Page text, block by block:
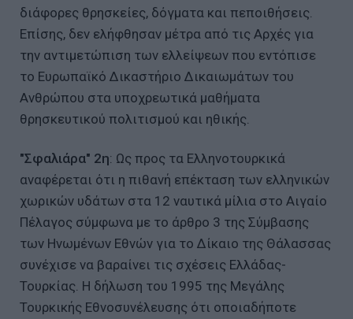
διάφορες θρησκείες, δόγματα και πεποιθήσεις.
Επίσης, δεν ελήφθησαν μέτρα από τις Αρχές για
την αντιμετώπιση των ελλείψεων που εντόπισε
το Ευρωπαϊκό Δικαστήριο Δικαιωμάτων του
Ανθρώπου στα υποχρεωτικά μαθήματα
θρησκευτικού πολιτισμού και ηθικής.
"Σφαλιάρα" 2η: Ως προς τα Ελληνοτουρκικά
αναφέρεται ότι η πιθανή επέκταση των ελληνικών
χωρικών υδάτων στα 12 ναυτικά μίλια στο Αιγαίο
Πέλαγος σύμφωνα με το άρθρο 3 της Σύμβασης
των Ηνωμένων Εθνών για το Δίκαιο της Θάλασσας
συνέχισε να βαραίνει τις σχέσεις Ελλάδας-
Τουρκίας. Η δήλωση του 1995 της Μεγάλης
Τουρκικής Εθνοσυνέλευσης ότι οποιαδήποτε